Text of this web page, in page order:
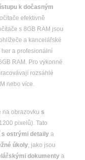
k dočasným
efektivně
s 8GB RAM jsou
a kancelářské
a profesionální
RAM. Pro výkonné
rozsáhlé
nebo více.
na obrazovku s
pixelů). Tato
s ostrými detaily a
úkoly, jako jsou
dokumenty a